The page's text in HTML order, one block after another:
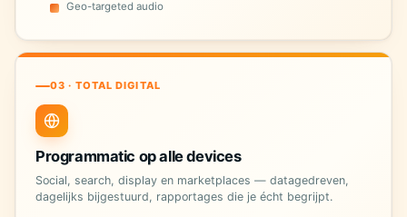
Geo-targeted audio
03 · TOTAL DIGITAL
Programmatic op alle devices
Social, search, display en marketplaces — datagedreven,
dagelijks bijgestuurd, rapportages die je écht begrijpt.